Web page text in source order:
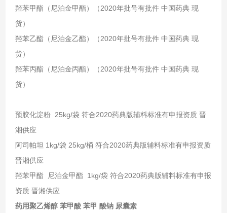
羟苯甲酯（尼泊金甲酯）（2020年批号有批件 中国药典 现
货）
羟苯乙酯（尼泊金乙酯）（2020年批号有批件 中国药典 现
货）
羟苯丙酯（尼泊金丙酯）（2020年批号有批件 中国药典 现
货）
预胶化淀粉 25kg/袋 符合2020药典版辅料标准有申报资质 晋
湘供应
阿司帕坦 1kg/袋 25kg/桶 符合2020药典版辅料标准有申报资质
晋湘供应
羟苯甲酯 尼泊金甲酯 1kg/袋 符合2020药典版辅料标准有申报
资质 晋湘供应
药用聚乙烯醇 苯甲酸 苯甲 酸钠 尿囊素